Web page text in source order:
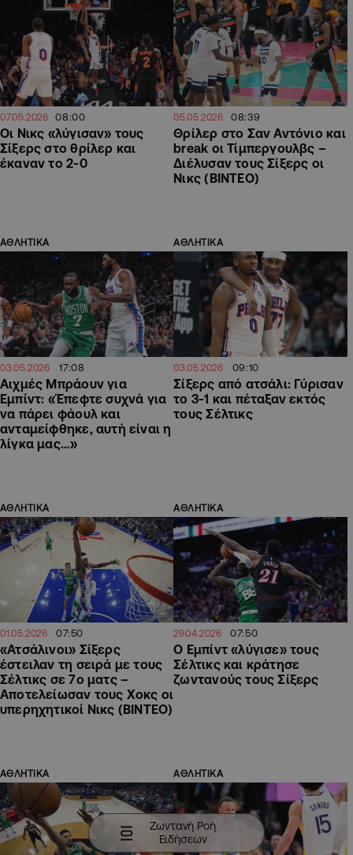
07.05.2026 08:00
Οι Νικς «λύγισαν» τους
Σίξερς στο θρίλερ και
έκαναν το 2-0
05.05.2026 08:39
Θρίλερ στο Σαν Αντόνιο και
break οι Τίμπεργουλβς –
Διέλυσαν τους Σίξερς οι
Νικς (ΒΙΝΤΕΟ)
ΑΘΛΗΤΙΚΑ
03.05.2026 17:08
Αιχμές Μπράουν για
Εμπίντ: «Έπεφτε συχνά για
να πάρει φάουλ και
ανταμείφθηκε, αυτή είναι η
λίγκα μας…»
ΑΘΛΗΤΙΚΑ
03.05.2026 09:10
Σίξερς από ατσάλι: Γύρισαν
το 3-1 και πέταξαν εκτός
τους Σέλτικς
ΑΘΛΗΤΙΚΑ
01.05.2026 07:50
«Ατσάλινοι» Σίξερς
έστειλαν τη σειρά με τους
Σέλτικς σε 7ο ματς –
Αποτελείωσαν τους Χοκς οι
υπερηχητικοί Νικς (ΒΙΝΤΕΟ)
ΑΘΛΗΤΙΚΑ
29.04.2026 07:50
Ο Εμπίντ «λύγισε» τους
Σέλτικς και κράτησε
ζωντανούς τους Σίξερς
ΑΘΛΗΤΙΚΑ ΑΘΛΗΤΙΚΑ
Ζωντανή Ροή
Ειδήσεων